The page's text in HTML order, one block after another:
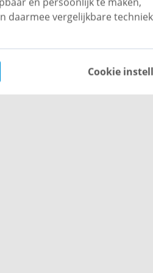
daarmee vergelijkbare
Cookie